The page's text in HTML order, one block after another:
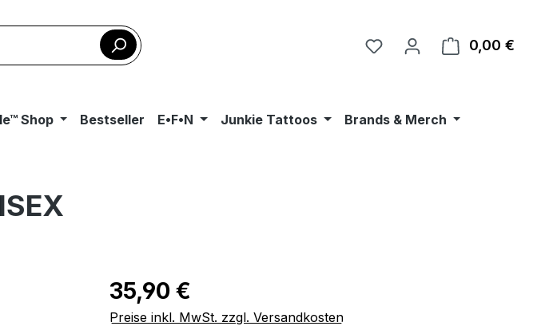
0,00 €
Shop Bestseller E•F•N Junkie Tattoos Brands & Merch
Regulärer Preis:
35,90 €
Preise inkl. MwSt. zzgl. Versandkosten